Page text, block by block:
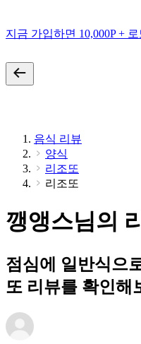
지금 가입하면 10,000P +
음식 리뷰
양식
리조또
리조또
깽앵스님의
점심에 일반식으
또 리뷰를 확인해